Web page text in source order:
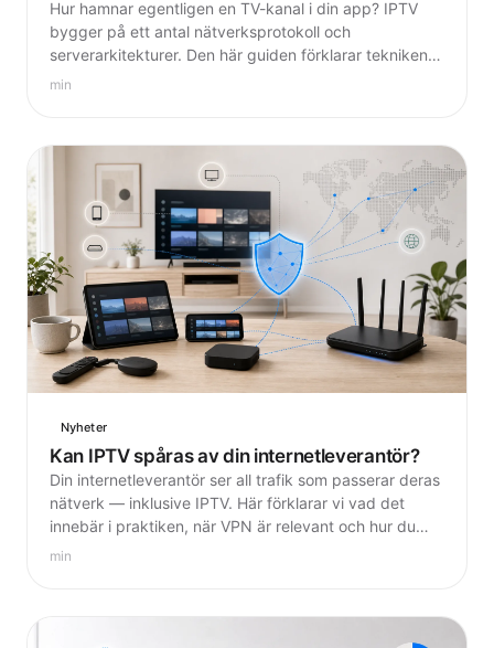
Hur hamnar egentligen en TV-kanal i din app? IPTV
bygger på ett antal nätverksprotokoll och
serverarkitekturer. Den här guiden förklarar tekniken
bakom — utan onödig jargong.
min
Nyheter
Kan IPTV spåras av din internetleverantör?
Din internetleverantör ser all trafik som passerar deras
nätverk — inklusive IPTV. Här förklarar vi vad det
innebär i praktiken, när VPN är relevant och hur du
tänker rätt kring din integritet online.
min